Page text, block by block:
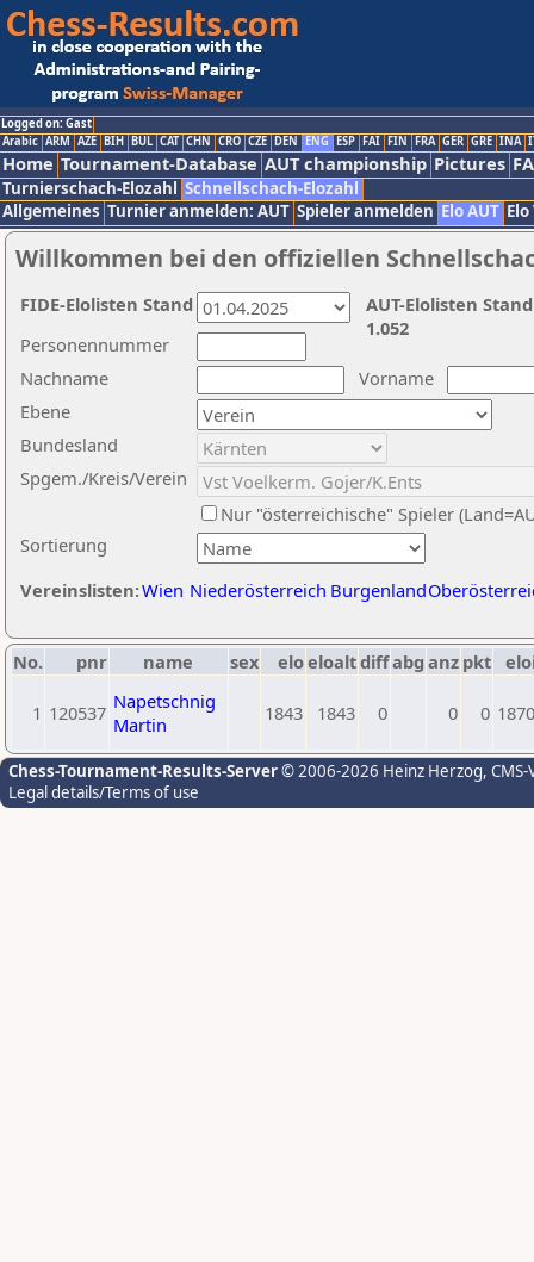
Logged on: Gast
Arabic ARM AZE BIH BUL CAT CHN CRO CZE DEN ENG ESP FAI FIN FRA GER GRE INA
Home Tournament-Database AUT championship Pictures
Turnierschach-Elozahl Schnellschach-Elozahl
Allgemeines Turnier anmelden: AUT Spieler anmelden Elo AUT
Willkommen bei den offiziellen
Nachname
Vorname
Ebene
Sortierung
Personennummer
Bundesland
Spgem./Kreis/Verein
Nur "österreichische" Spieler
Vereinslisten:Wien Niederösterreich Burgenland
AUT-Elolisten
1.052
FIDE-Elolisten Stand
No. pnr name sex eloeloaltdiffabg anz pkt
1 120537 Napetschnig
Martin
1843 1843 0 0 0 1870
Chess-Tournament-Results-Server© 2006-2026 Heinz Herzog,
Legal details/Terms of use